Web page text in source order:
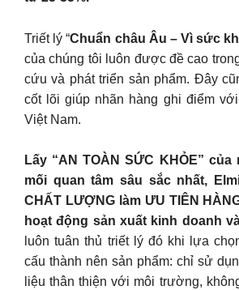
Triết lý “Chuẩn châu Âu – Vì sức
của chúng tôi luôn được đề cao
cứu và phát triển sản phẩm. Đây
cốt lõi giúp nhãn hàng ghi điểm
Việt Nam.
Lấy “AN TOÀN SỨC KHỎE”
mối quan tâm sâu sắc nhất,
CHẤT LƯỢNG làm ƯU TIÊN
hoạt động sản xuất kinh doanh
luôn tuân thủ triết lý đó khi lựa
cấu thành nên sản phẩm: chỉ sử
liệu thân thiện với môi trường,